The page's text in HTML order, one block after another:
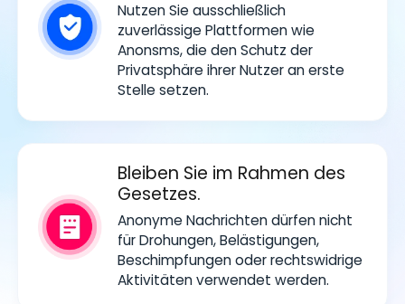
Nutzen Sie ausschließlich
zuverlässige Plattformen wie
Anonsms, die den Schutz der
Privatsphäre ihrer Nutzer an erste
Stelle setzen.
Bleiben Sie im Rahmen des
Gesetzes.
Anonyme Nachrichten dürfen nicht
für Drohungen, Belästigungen,
Beschimpfungen oder rechtswidrige
Aktivitäten verwendet werden.